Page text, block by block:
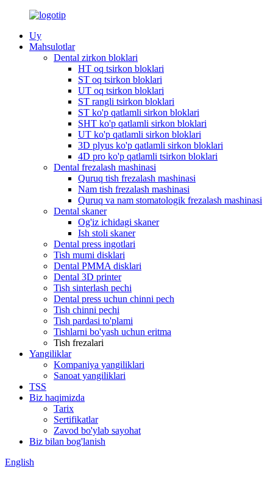
Uy
Mahsulotlar
Dental zirkon bloklari
HT oq tsirkon bloklari
ST oq tsirkon bloklari
UT oq tsirkon bloklari
ST rangli tsirkon bloklari
ST ko'p qatlamli sirkon bloklari
SHT ko'p qatlamli sirkon bloklari
UT ko'p qatlamli sirkon bloklari
3D plyus ko'p qatlamli sirkon bloklari
4D pro ko'p qatlamli tsirkon bloklari
Dental frezalash mashinasi
Quruq tish frezalash mashinasi
Nam tish frezalash mashinasi
Quruq va nam stomatologik frezalash mashinasi
Dental skaner
Og'iz ichidagi skaner
Ish stoli skaner
Dental press ingotlari
Tish mumi disklari
Dental PMMA disklari
Dental 3D printer
Tish sinterlash pechi
Dental press uchun chinni pech
Tish chinni pechi
Tish pardasi to'plami
Tishlarni bo'yash uchun eritma
Tish frezalari
Yangiliklar
Kompaniya yangiliklari
Sanoat yangiliklari
TSS
Biz haqimizda
Tarix
Sertifikatlar
Zavod bo'ylab sayohat
Biz bilan bog'lanish
English